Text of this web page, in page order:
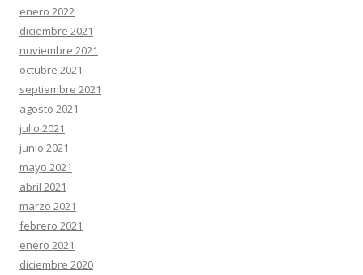
enero 2022
diciembre 2021
noviembre 2021
octubre 2021
septiembre 2021
agosto 2021
julio 2021
junio 2021
mayo 2021
abril 2021
marzo 2021
febrero 2021
enero 2021
diciembre 2020